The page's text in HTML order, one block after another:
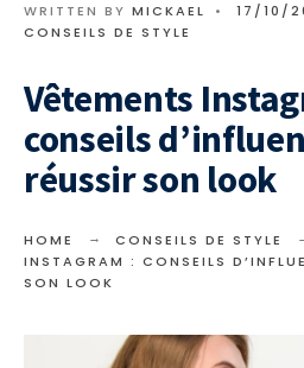
WRITTEN BY MICKAEL • 17/10/
CONSEILS DE STYLE
Vêtements
conseils
réussir son look
HOME CONSEILS DE STYLE
INSTAGRAM : CONSEILS
SON LOOK